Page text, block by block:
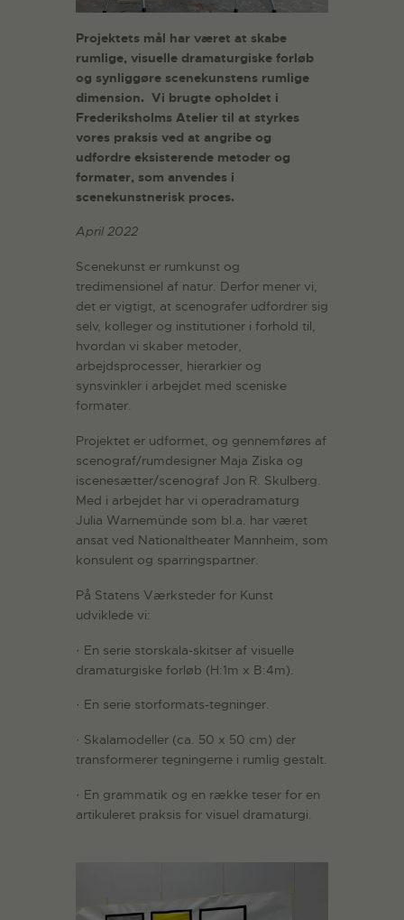
Projektets mål har været at skabe
rumlige, visuelle dramaturgiske forløb
og synliggøre scenekunstens rumlige
dimension. Vi brugte opholdet i
Frederiksholms Atelier til at styrkes
vores praksis ved at angribe og
udfordre eksisterende metoder og
formater, som anvendes i
scenekunstnerisk proces.
April 2022
Scenekunst er rumkunst og
tredimensionel af natur. Derfor mener vi,
det er vigtigt, at scenografer udfordrer sig
selv, kolleger og institutioner i forhold til,
hvordan vi skaber metoder,
arbejdsprocesser, hierarkier og
synsvinkler i arbejdet med sceniske
formater.
Projektet er udformet, og gennemføres af
scenograf/rumdesigner Maja Ziska og
iscenesætter/scenograf Jon R. Skulberg.
Med i arbejdet har vi operadramaturg
Julia Warnemünde som bl.a. har været
ansat ved Nationaltheater Mannheim, som
konsulent og sparringspartner.
På Statens Værksteder for Kunst
udviklede vi:
· En serie storskala-skitser af visuelle
dramaturgiske forløb (H:1m x B:4m).
· En serie storformats-tegninger.
· Skalamodeller (ca. 50 x 50 cm) der
transformerer tegningerne i rumlig gestalt.
· En grammatik og en række teser for en
artikuleret praksis for visuel dramaturgi.